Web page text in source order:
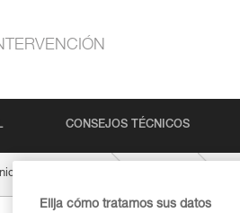
CONSEJOS TÉCNICOS
por producto
Elija cómo tratamos sus datos